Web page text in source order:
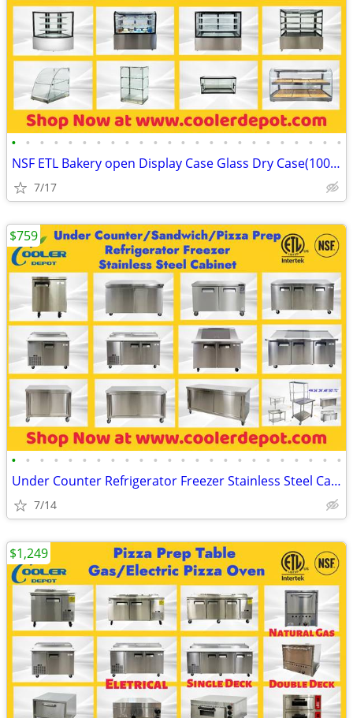
• • • • • • • • • • • • • • • • • • • • • • • •
NSF ETL Bakery open Display Case Glass Dry Case(100%NEW) RESTAURANT EQ
7/17
• • • • • • • • • • • • • • • • • • • • • • • •
Under Counter Refrigerator Freezer Stainless Steel Cabinet(100%NEW) RE
7/14
$759
$1,249